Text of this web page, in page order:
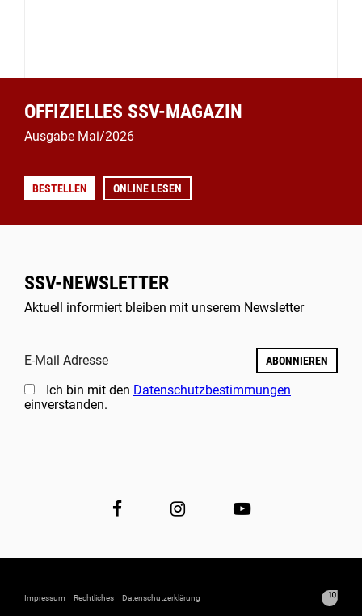
OFFIZIELLES SSV-MAGAZIN
Ausgabe Mai/2026
BESTELLEN ONLINE LESEN
SSV-NEWSLETTER
Aktuell informiert bleiben mit unserem Newsletter
E-Mail Adresse ABONNIEREN
Ich bin mit den Datenschutzbestimmungen
einverstanden.
Impressum Rechtliches Datenschutzerklärung